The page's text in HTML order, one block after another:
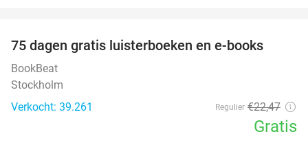
75 dagen gratis luisterboeken en e-books
BookBeat
Stockholm
Verkocht: 39.261
Regulier €22,47
Gratis